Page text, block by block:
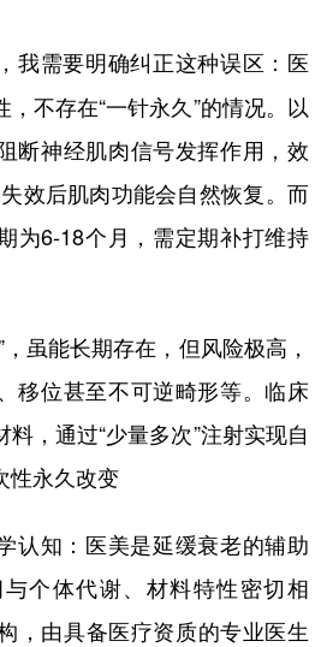
我需要明确纠正这种误区：医
不存在“一针永久”的情况‌。以
断神经肌肉信号发挥作用，效
效后肌肉功能会自然恢复‌。而
为6-18个月，需定期补打维持
虽能长期存在，但风险极高，
移位甚至不可逆畸形等。临床
，通过“少量多次”注射实现自
性永久改变‌
知：医美是延缓衰老的辅助
个体代谢、材料特性密切相
，由具备医疗资质的专业医生